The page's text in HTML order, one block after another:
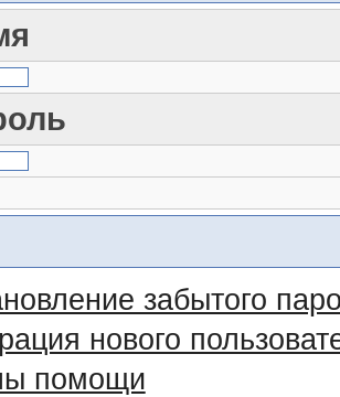
забытого
нового
помощи